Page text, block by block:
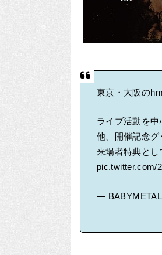
東京・大阪の
ライブ活動を
他、開催記念グ
来場者特典とし
pic.twitter.com/
—